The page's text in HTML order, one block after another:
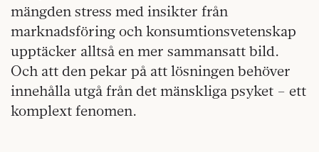
mängden stress med insikter från
marknadsföring och konsumtionsvetenskap
upptäcker alltså en mer sammansatt bild.
Och att den pekar på att lösningen behöver
innehålla utgå från det mänskliga psyket – ett
komplext fenomen.